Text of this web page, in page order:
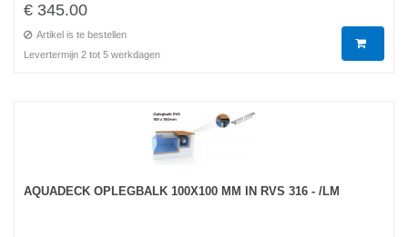
€ 345.00
Artikel is te bestellen
Levertermijn 2 tot 5 werkdagen
AQUADECK OPLEGBALK 100X100 MM IN RVS 316 - /LM